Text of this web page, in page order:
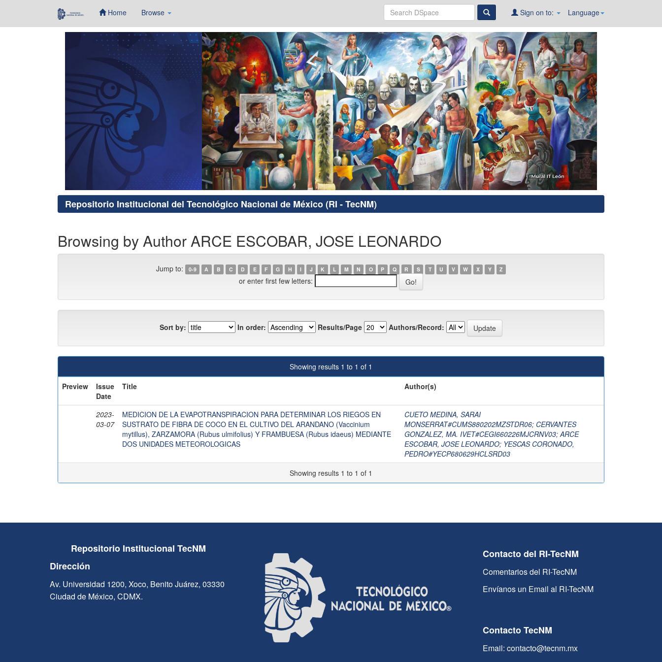
Home Browse Language
Sign on to:
Repositorio Institucional del Tecnológico Nacional de México (RI - TecNM)
Browsing by Author ARCE ESCOBAR, JOSE LEONARDO
Jump to: 0-9 A B C D E F G H I J K L M N O P Q R S T U V W X Y Z
or enter first few letters:
Sort by: In order: Results/Page Authors/Record:
Showing results 1 to 1 of 1
Preview
Issue
Date
Title Author(s)
2023-
03-07
MEDICION DE LA EVAPOTRANSPIRACION PARA DETERMINAR LOS RIEGOS EN
SUSTRATO DE FIBRA DE COCO EN EL CULTIVO DEL ARANDANO (Vaccinium
mytillus), ZARZAMORA (Rubus ulmifolius) Y FRAMBUESA (Rubus idaeus) MEDIANTE
DOS UNIDADES METEOROLOGICAS
CUETO MEDINA, SARAI
MONSERRAT#CUMS880202MZSTDR06; CERVANTES
GONZALEZ, MA. IVET#CEGI660226MJCRNV03;ARCE
ESCOBAR, JOSE LEONARDO; YESCAS CORONADO,
PEDRO#YECP680629HCLSRD03
Showing results 1 to 1 of 1
Repositorio Institucional TecNM
Dirección
Av. Universidad 1200, Xoco, Benito Juárez, 03330
Ciudad de México, CDMX.
Contacto del RI-TecNM
Comentarios del RI-TecNM
Envíanos un Email al RI-TecNM
Contacto TecNM
Email: contacto@tecnm.mx